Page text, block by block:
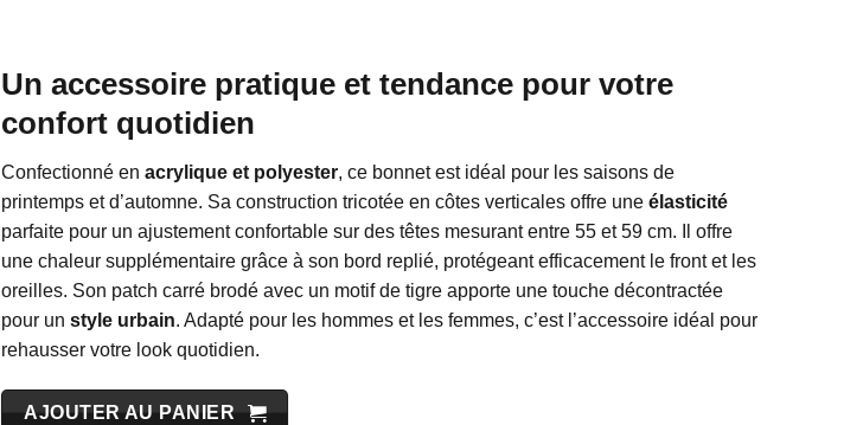
Un accessoire pratique et tendance pour votre
confort quotidien
Confectionné en acrylique et polyester, ce bonnet est idéal pour les saisons de
printemps et d’automne. Sa construction tricotée en côtes verticales offre une élasticité
parfaite pour un ajustement confortable sur des têtes mesurant entre 55 et 59 cm. Il offre
une chaleur supplémentaire grâce à son bord replié, protégeant efficacement le front et les
oreilles. Son patch carré brodé avec un motif de tigre apporte une touche décontractée
pour un style urbain. Adapté pour les hommes et les femmes, c’est l’accessoire idéal pour
rehausser votre look quotidien.
AJOUTER AU PANIER